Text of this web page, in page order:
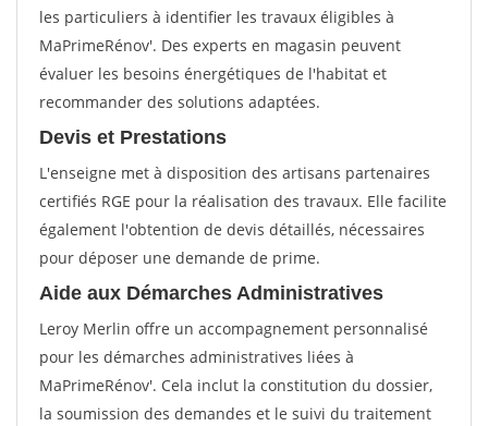
les particuliers à identifier les travaux éligibles à
MaPrimeRénov'. Des experts en magasin peuvent
évaluer les besoins énergétiques de l'habitat et
recommander des solutions adaptées.
Devis et Prestations
L'enseigne met à disposition des artisans partenaires
certifiés RGE pour la réalisation des travaux. Elle facilite
également l'obtention de devis détaillés, nécessaires
pour déposer une demande de prime.
Aide aux Démarches Administratives
Leroy Merlin offre un accompagnement personnalisé
pour les démarches administratives liées à
MaPrimeRénov'. Cela inclut la constitution du dossier,
la soumission des demandes et le suivi du traitement